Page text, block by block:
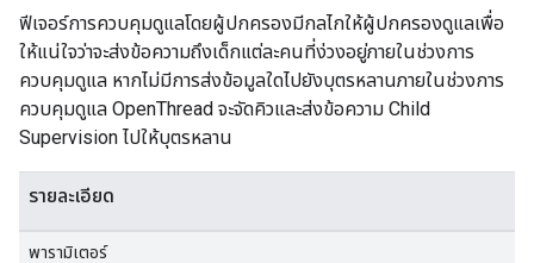
ฟีเจอร์การควบคุมดูแลโดยผู้ปกครองมีกลไกให้ผู้ปกครองดูแลเพื่อ
ให้แน่ใจว่าจะส่งข้อความถึงเด็กแต่ละคนที่ง่วงอยู่ภายในช่วงการ
ควบคุมดูแล หากไม่มีการส่งข้อมูลใดไปยังบุตรหลานภายในช่วงการ
ควบคุมดูแล OpenThread จะจัดคิวและส่งข้อความ Child
Supervision ไปให้บุตรหลาน
รายละเอียด
พารามิเตอร์